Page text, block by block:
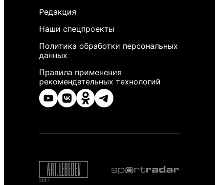
Редакция
Наши спецпроекты
Политика обработки персональных
данных
Правила применения
рекомендательных технологий